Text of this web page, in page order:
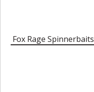
Fox Rage Spinnerbaits